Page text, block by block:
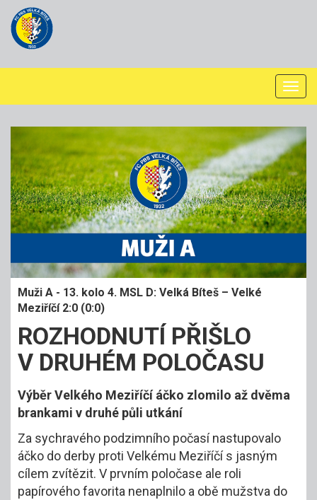
Muži A - 13. kolo 4. MSL D: Velká Bíteš – Velké
Meziříčí 2:0 (0:0)
ROZHODNUTÍ PŘIŠLO
V DRUHÉM POLOČASU
Výběr Velkého Meziříčí áčko zlomilo až dvěma
brankami v druhé půli utkání
Za sychravého podzimního počasí nastupovalo
áčko do derby proti Velkému Meziříčí s jasným
cílem zvítězit. V prvním poločase ale roli
papírového favorita nenaplnilo a obě mužstva do